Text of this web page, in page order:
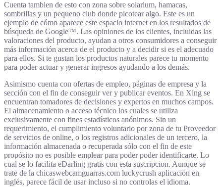
Cuenta tambien de esto con zona sobre solarium, hamacas,
sombrillas y un pequeno club donde picotear algo. Este es un
ejemplo de cómo aparece este espacio internet en los resultados de
búsqueda de Google™. Las opiniones de los clientes, incluidas las
valoraciones del producto, ayudan a otros consumidores a conseguir
más información acerca de el producto y a decidir si es el adecuado
para ellos. Si te gustan los productos naturales parece tu momento
para poder actuar y generar ingresos ayudando a los demás.
Asimismo cuenta con ofertas de empleo, páginas de empresa y la
sección con el fin de conseguir ver y publicar eventos. En Xing se
encuentran tomadores de decisiones y expertos en muchos campos.
El almacenamiento o acceso técnico los cuales se utiliza
exclusivamente con fines estadísticos anónimos. Sin un
requerimiento, el cumplimiento voluntario por zona de tu Proveedor
de servicios de online, o los registros adicionales de un tercero, la
información almacenada o recuperada sólo con el fin de este
propósito no es posible emplear para poder poder identificarte. Lo
cual se lo facilita eDarling gratis con esta suscripcion. Aunque se
trate de la chicaswebcamguarras.com luckycrush aplicación en
inglés, parece fácil de usar incluso si no controlas el idioma.